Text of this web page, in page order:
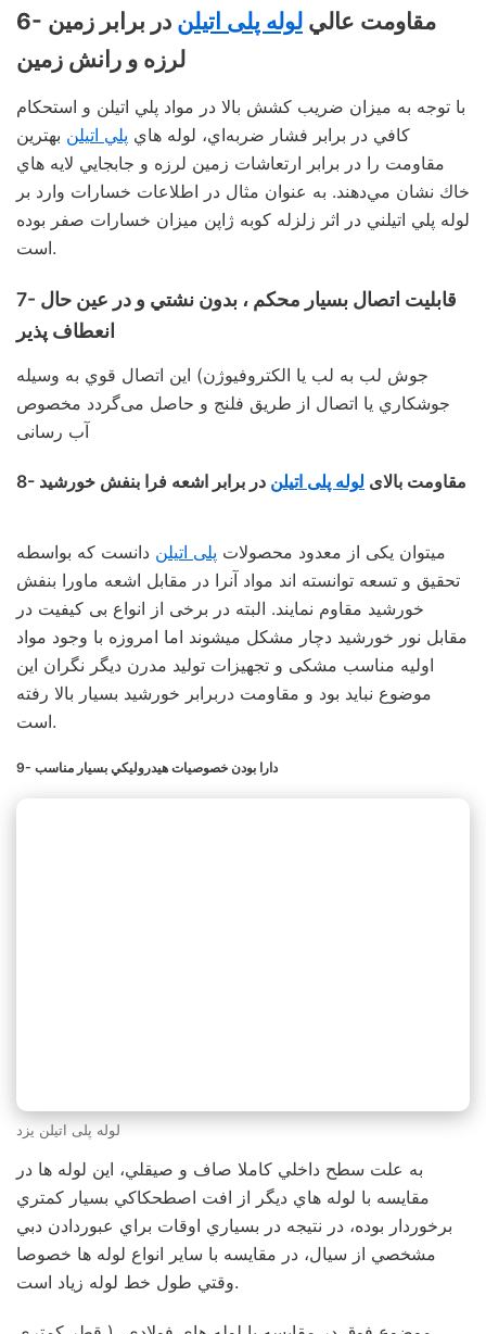
6- مقاومت عالي لوله پلی اتیلن در برابر زمين
لرزه و رانش زمين
با توجه به ميزان ضريب كشش بالا در مواد پلي اتيلن و استحكام
كافي در برابر فشار ضربه‌اي، لوله هاي پلي اتيلن بهترين
مقاومت را در برابر ارتعاشات زمين لرزه و جابجايي لايه هاي
خاك نشان مي‌دهند. به عنوان مثال در اطلاعات خسارات وارد بر
لوله پلي اتيلني در اثر زلزله کوبه ژاپن میزان خسارات صفر بوده
است.
7- قابليت اتصال بسيار محكم ، بدون نشتي و در عين حال
انعطاف پذير
جوش لب به لب يا الكتروفيوژن) اين اتصال قوي به وسيله
جوشكاري يا اتصال از طريق فلنج و حاصل می‌گردد مخصوص
آب رسانی
8- مقاومت بالای لوله پلی اتیلن در برابر اشعه فرا بنفش خورشيد
میتوان یکی از معدود محصولات پلی اتیلن دانست که بواسطه
تحقیق و تسعه توانسته‌ اند مواد آنرا در مقابل اشعه ماورا بنفش
خورشید مقاوم نمایند. البته در برخی از انواع بی کیفیت در
مقابل نور خورشید دچار مشکل میشوند اما امروزه با وجود مواد
اولیه مناسب مشکی و تجهیزات تولید مدرن دیگر نگران این
موضوع نباید بود و مقاومت دربرابر خورشید بسیار بالا رفته
است.
9- دارا بودن خصوصيات هيدروليكي بسيار مناسب
لوله پلی اتیلن یزد
به علت سطح داخلي كاملا صاف و صيقلي، اين لوله ها در
مقايسه با لوله هاي ديگر از افت اصطحكاكي بسيار كمتري
برخوردار بوده، در نتيجه در بسياري اوقات براي عبوردادن دبي
مشخصي از سيال، در مقايسه با ساير انواع لوله ها خصوصا
وقتي طول خط لوله زياد است.